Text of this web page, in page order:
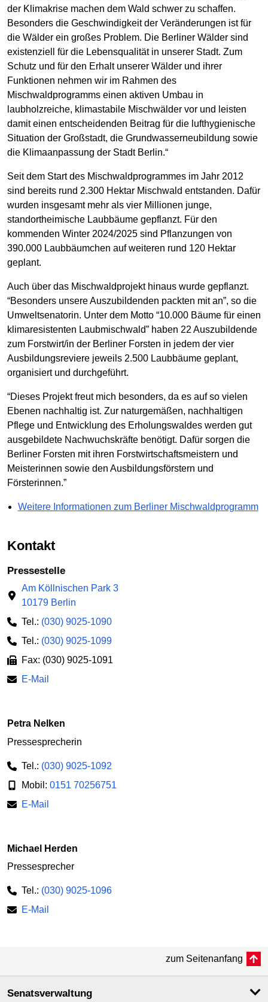
der Klimakrise machen dem Wald schwer zu schaffen.
Besonders die Geschwindigkeit der Veränderungen ist für
die Wälder ein großes Problem. Die Berliner Wälder sind
existenziell für die Lebensqualität in unserer Stadt. Zum
Schutz und für den Erhalt unserer Wälder und ihrer
Funktionen nehmen wir im Rahmen des
Mischwaldprogramms einen aktiven Umbau in
laubholzreiche, klimastabile Mischwälder vor und leisten
damit einen entscheidenden Beitrag für die lufthygienische
Situation der Großstadt, die Grundwasserneubildung sowie
die Klimaanpassung der Stadt Berlin.“
Seit dem Start des Mischwaldprogrammes im Jahr 2012
sind bereits rund 2.300 Hektar Mischwald entstanden. Dafür
wurden insgesamt mehr als vier Millionen junge,
standortheimische Laubbäume gepflanzt. Für den
kommenden Winter 2024/2025 sind Pflanzungen von
390.000 Laubbäumchen auf weiteren rund 120 Hektar
geplant.
Auch über das Mischwaldprojekt hinaus wurde gepflanzt.
“Besonders unsere Auszubildenden packten mit an”, so die
Umweltsenatorin. Unter dem Motto “10.000 Bäume für einen
klimaresistenten Laubmischwald” haben 22 Auszubildende
zum Forstwirt/in der Berliner Forsten in jedem der vier
Ausbildungsreviere jeweils 2.500 Laubbäume geplant,
organisiert und durchgeführt.
“Dieses Projekt freut mich besonders, da es auf so vielen
Ebenen nachhaltig ist. Zur naturgemäßen, nachhaltigen
Pflege und Entwicklung des Erholungswaldes werden gut
ausgebildete Nachwuchskräfte benötigt. Dafür sorgen die
Berliner Forsten mit ihren Forstwirtschaftsmeistern und
Meisterinnen sowie den Ausbildungsförstern und
Försterinnen.”
Weitere Informationen zum Berliner Mischwaldprogramm
Kontakt
Pressestelle
Am Köllnischen Park 3
10179 Berlin
Tel.: (030) 9025-1090
Tel.: (030) 9025-1099
Fax: (030) 9025-1091
E-Mail
Petra Nelken
Pressesprecherin
Tel.: (030) 9025-1092
Mobil: 0151 70256751
E-Mail
Michael Herden
Pressesprecher
Tel.: (030) 9025-1096
E-Mail
zum Seitenanfang
Senatsverwaltung